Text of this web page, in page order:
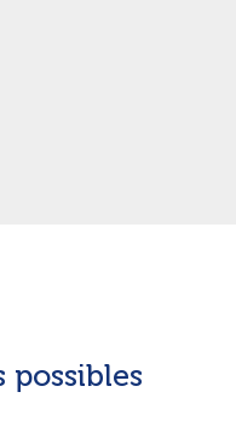
possibles